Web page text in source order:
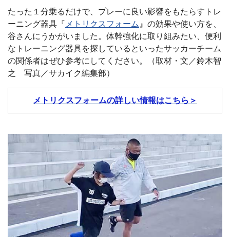
たった１分乗るだけで、プレーに良い影響をもたらすトレ
ーニング器具『 メトリクスフォーム 』の効果や使い方を、
谷さんにうかがいました。体幹強化に取り組みたい、便利
なトレーニング器具を探しているといったサッカーチーム
の関係者はぜひ参考にしてください。（取材・文／鈴木智
之 写真／サカイク編集部）
メトリクスフォームの詳しい情報はこちら＞